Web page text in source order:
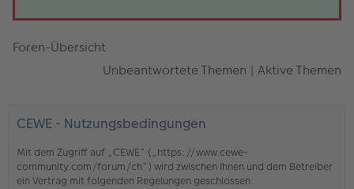
Foren-Übersicht
Unbeantwortete Themen | Aktive Themen
CEWE - Nutzungsbedingungen
Mit dem Zugriff auf „CEWE“ („https://www.cewe-
community.com/forum/ch“) wird zwischen Ihnen und dem Betreiber
ein Vertrag mit folgenden Regelungen geschlossen: